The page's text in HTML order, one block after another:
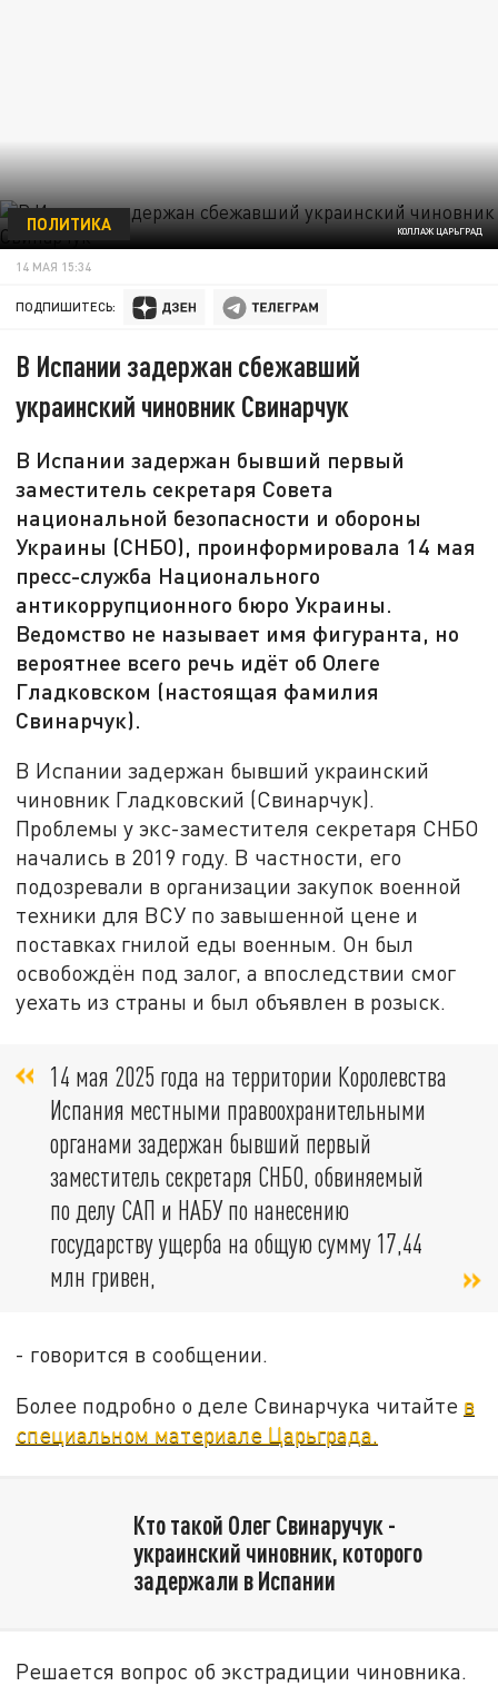
КОЛЛАЖ ЦАРЬГРАД
ПОЛИТИКА
14 МАЯ 15:34
ПОДПИШИТЕСЬ:
В Испании задержан сбежавший
украинский чиновник Свинарчук
В Испании задержан бывший первый
заместитель секретаря Совета
национальной безопасности и обороны
Украины (СНБО), проинформировала 14 мая
пресс-служба Национального
антикоррупционного бюро Украины.
Ведомство не называет имя фигуранта, но
вероятнее всего речь идёт об Олеге
Гладковском (настоящая фамилия
Свинарчук).
В Испании задержан бывший украинский
чиновник Гладковский (Свинарчук).
Проблемы у экс-заместителя секретаря СНБО
начались в 2019 году. В частности, его
подозревали в организации закупок военной
техники для ВСУ по завышенной цене и
поставках гнилой еды военным. Он был
освобождён под залог, а впоследствии смог
уехать из страны и был объявлен в розыск.
14 мая 2025 года на территории Королевства
Испания местными правоохранительными
органами задержан бывший первый
заместитель секретаря СНБО, обвиняемый
по делу САП и НАБУ по нанесению
государству ущерба на общую сумму 17,44
млн гривен,
- говорится в сообщении.
Более подробно о деле Свинарчука читайте в
специальном материале Царьграда.
Кто такой Олег Свинаручук -
украинский чиновник, которого
задержали в Испании
Решается вопрос об экстрадиции чиновника.